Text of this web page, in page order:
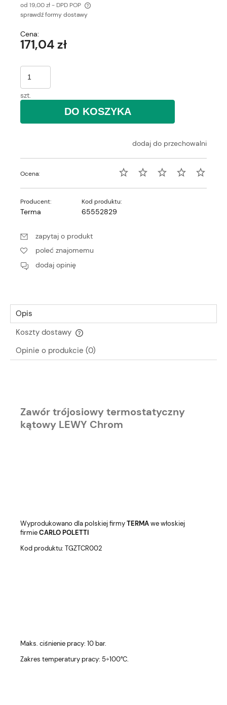
od 19,00 zł- DPD POP
Cena nie zawiera ewentualnych kosztów płatności
sprawdź formy dostawy
Cena:
171,04 zł
szt.
DO KOSZYKA
dodaj do przechowalni
Ocena:
Producent:
Terma
Kod produktu:
65552829
zapytaj o produkt
poleć znajomemu
dodaj opinię
Opis
Koszty dostawy
Cena nie zawiera ewentualnych kosztów płatności
Opinie o produkcie (0)
Zawór trójosiowy termostatyczny
kątowy LEWY Chrom
Wyprodukowano dla polskiej firmyTERMAwe włoskiej
firmieCARLO POLETTI
Kod produktu: TGZTCR002
Maks. ciśnienie pracy: 10 bar.
Zakres temperatury pracy: 5÷100°C.